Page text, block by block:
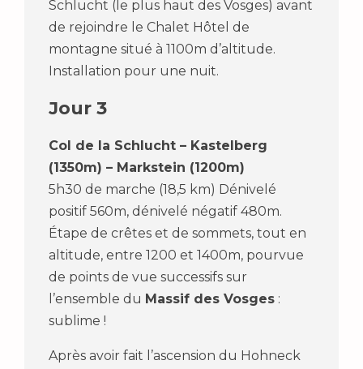
Schlucht (le plus haut des Vosges) avant
de rejoindre le Chalet Hôtel de
montagne situé à 1100m d’altitude.
Installation pour une nuit.
Jour 3
Col de la Schlucht – Kastelberg
(1350m) – Markstein (1200m)
5h30 de marche (18,5 km) Dénivelé
positif 560m, dénivelé négatif 480m.
Étape de crêtes et de sommets, tout en
altitude, entre 1200 et 1400m, pourvue
de points de vue successifs sur
l’ensemble du Massif des Vosges :
sublime !
Après avoir fait l’ascension du Hohneck